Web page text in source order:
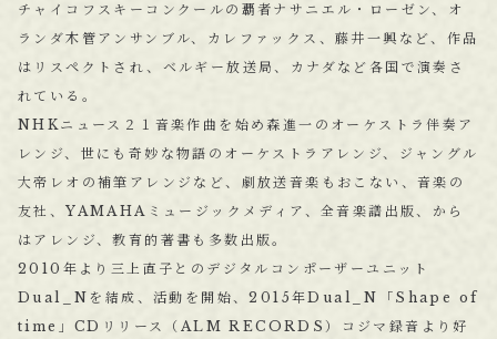
チャイコフスキーコンクールの覇者ナサニエル・ローゼン、オ
ランダ木管アンサンブル、カレファックス、藤井一興など、作品
はリスペクトされ、ベルギー放送局、カナダなど各国で演奏さ
れている。
NHKニュース２１音楽作曲を始め森進一のオーケストラ伴奏ア
レンジ、世にも奇妙な物語のオーケストラアレンジ、ジャングル
大帝レオの補筆アレンジなど、劇放送音楽もおこない、音楽の
友社、YAMAHAミュージックメディア、全音楽譜出版、から
はアレンジ、教育的著書も多数出版。
2010年より三上直子とのデジタルコンポーザーユニット
Dual_Nを結成、活動を開始、2015年Dual_N「Shape of
time」CDリリース（ALM RECORDS）コジマ録音より好